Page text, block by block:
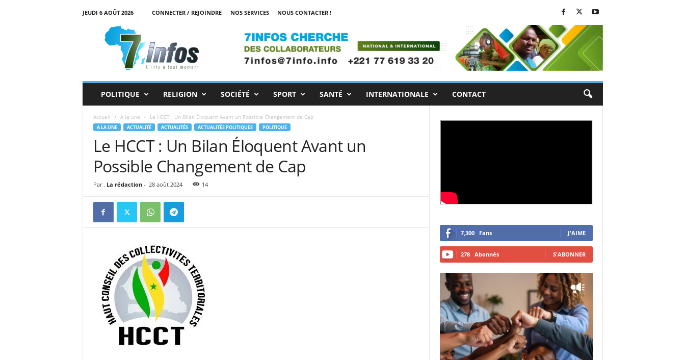
JEUDI 6 AOÛT 2026 CONNECTER / REJOINDRE NOS SERVICES
NOUS CONTACTER !
POLITIQUE RELIGION SOCIÉTÉ SPORT SANTÉ INTERNATIONALE CONTACT
Accueil A la une Le HCCT : Un Bilan Éloquent Avant un Possible Changement de Cap
A LA UNE ACTUALITÉ ACTUALITÉS ACTUALITÉS POLITIQUES POLITIQUE
Le HCCT : Un Bilan Éloquent Avant un
Possible Changement de Cap
Par . La rédaction- 28 août 2024 14
7,300 Fans J'AIME
278 Abonnés S'ABONNER